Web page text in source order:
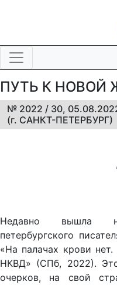
ПУТЬ К НОВОЙ
№ 2022 / 30,
(г. САНКТ-ПЕТЕРБУРГ)
Недавно вышла
петербургского
«На палачах крови
НКВД» (СПб, 2022).
очерков, на свой